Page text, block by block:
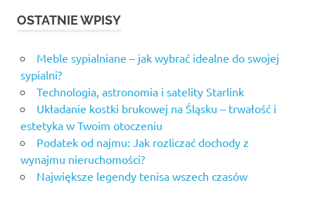
OSTATNIE WPISY
Meble sypialniane – jak wybrać idealne do swojej
sypialni?
Technologia, astronomia i satelity Starlink
Układanie kostki brukowej na Śląsku – trwałość i
estetyka w Twoim otoczeniu
Podatek od najmu: Jak rozliczać dochody z
wynajmu nieruchomości?
Największe legendy tenisa wszech czasów